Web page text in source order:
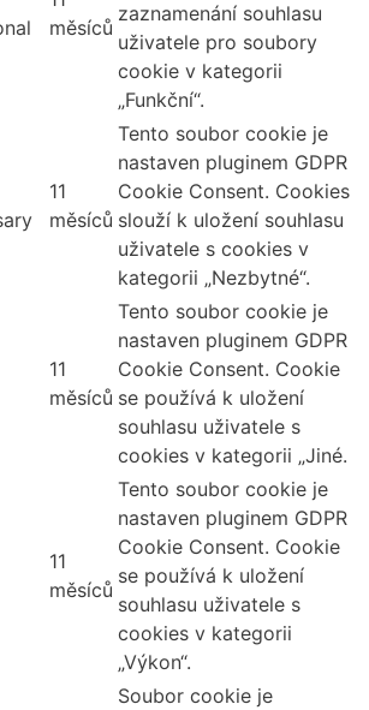
měsíců
zaznamenání souhlasu
uživatele pro soubory
cookie v kategorii
„Funkční“.
11
měsíců
Tento soubor cookie je
nastaven pluginem GDPR
Cookie Consent. Cookies
slouží k uložení souhlasu
uživatele s cookies v
kategorii „Nezbytné“.
11
měsíců
Tento soubor cookie je
nastaven pluginem GDPR
Cookie Consent. Cookie
se používá k uložení
souhlasu uživatele s
cookies v kategorii „Jiné.
11
měsíců
Tento soubor cookie je
nastaven pluginem GDPR
Cookie Consent. Cookie
se používá k uložení
souhlasu uživatele s
cookies v kategorii
„Výkon“.
Soubor cookie je